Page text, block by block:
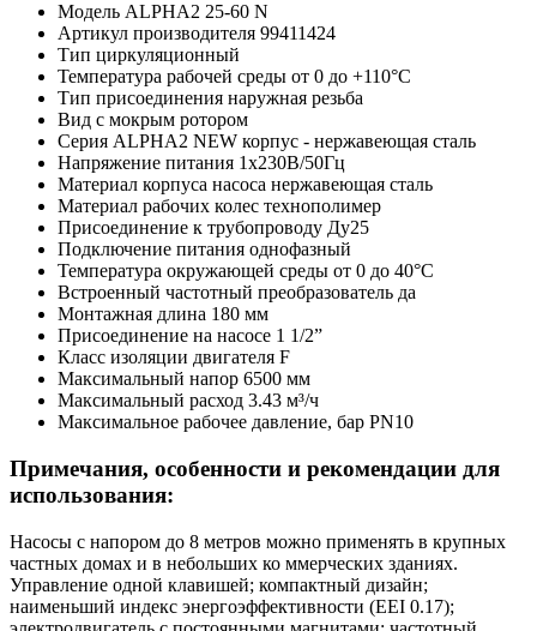
Модель ALPHA2 25-60 N
Артикул производителя 99411424
Тип циркуляционный
Температура рабочей среды от 0 до +110°C
Тип присоединения наружная резьба
Вид с мокрым ротором
Серия ALPHA2 NEW корпус - нержавеющая сталь
Напряжение питания 1х230В/50Гц
Материал корпуса насоса нержавеющая сталь
Материал рабочих колес технополимер
Присоединение к трубопроводу Ду25
Подключение питания однофазный
Температура окружающей среды от 0 до 40°C
Встроенный частотный преобразователь да
Монтажная длина 180 мм
Присоединение на насосе 1 1/2”
Класс изоляции двигателя F
Максимальный напор 6500 мм
Максимальный расход 3.43 м³/ч
Максимальное рабочее давление, бар PN10
Примечания, особенности и рекомендации для
использования:
Насосы с напором до 8 метров можно применять в крупных
частных домах и в небольших ко ммерческих зданиях.
Управление одной клавишей; компактный дизайн;
наименьший индекс энергоэффективности (EEI 0.17);